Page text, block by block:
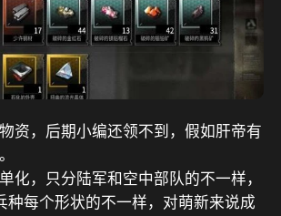
资，后期小编还领不到，假如肝帝有
化，只分陆军和空中部队的不一样，
种每个形状的不一样，对萌新来说成